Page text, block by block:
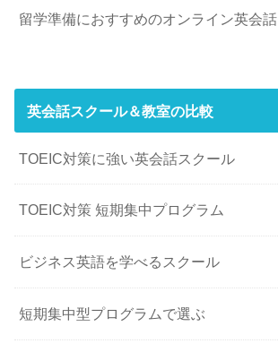
留学準備におすすめのオンライン英会話
英会話スクール＆教室の比較
TOEIC対策に強い英会話スクール
TOEIC対策 短期集中プログラム
ビジネス英語を学べるスクール
短期集中型プログラムで選ぶ